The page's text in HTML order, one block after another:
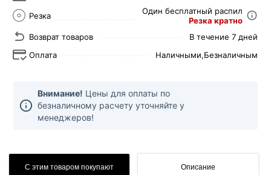
Резка
Один бесплатный распил
Резка кратно
Возврат товаров
В течение 7 дней
Оплата
Наличными,Безналичным
Внимание! Цены для оплаты по
безналичному расчету уточняйте у
менеджеров!
С этим товаром покупают Описание